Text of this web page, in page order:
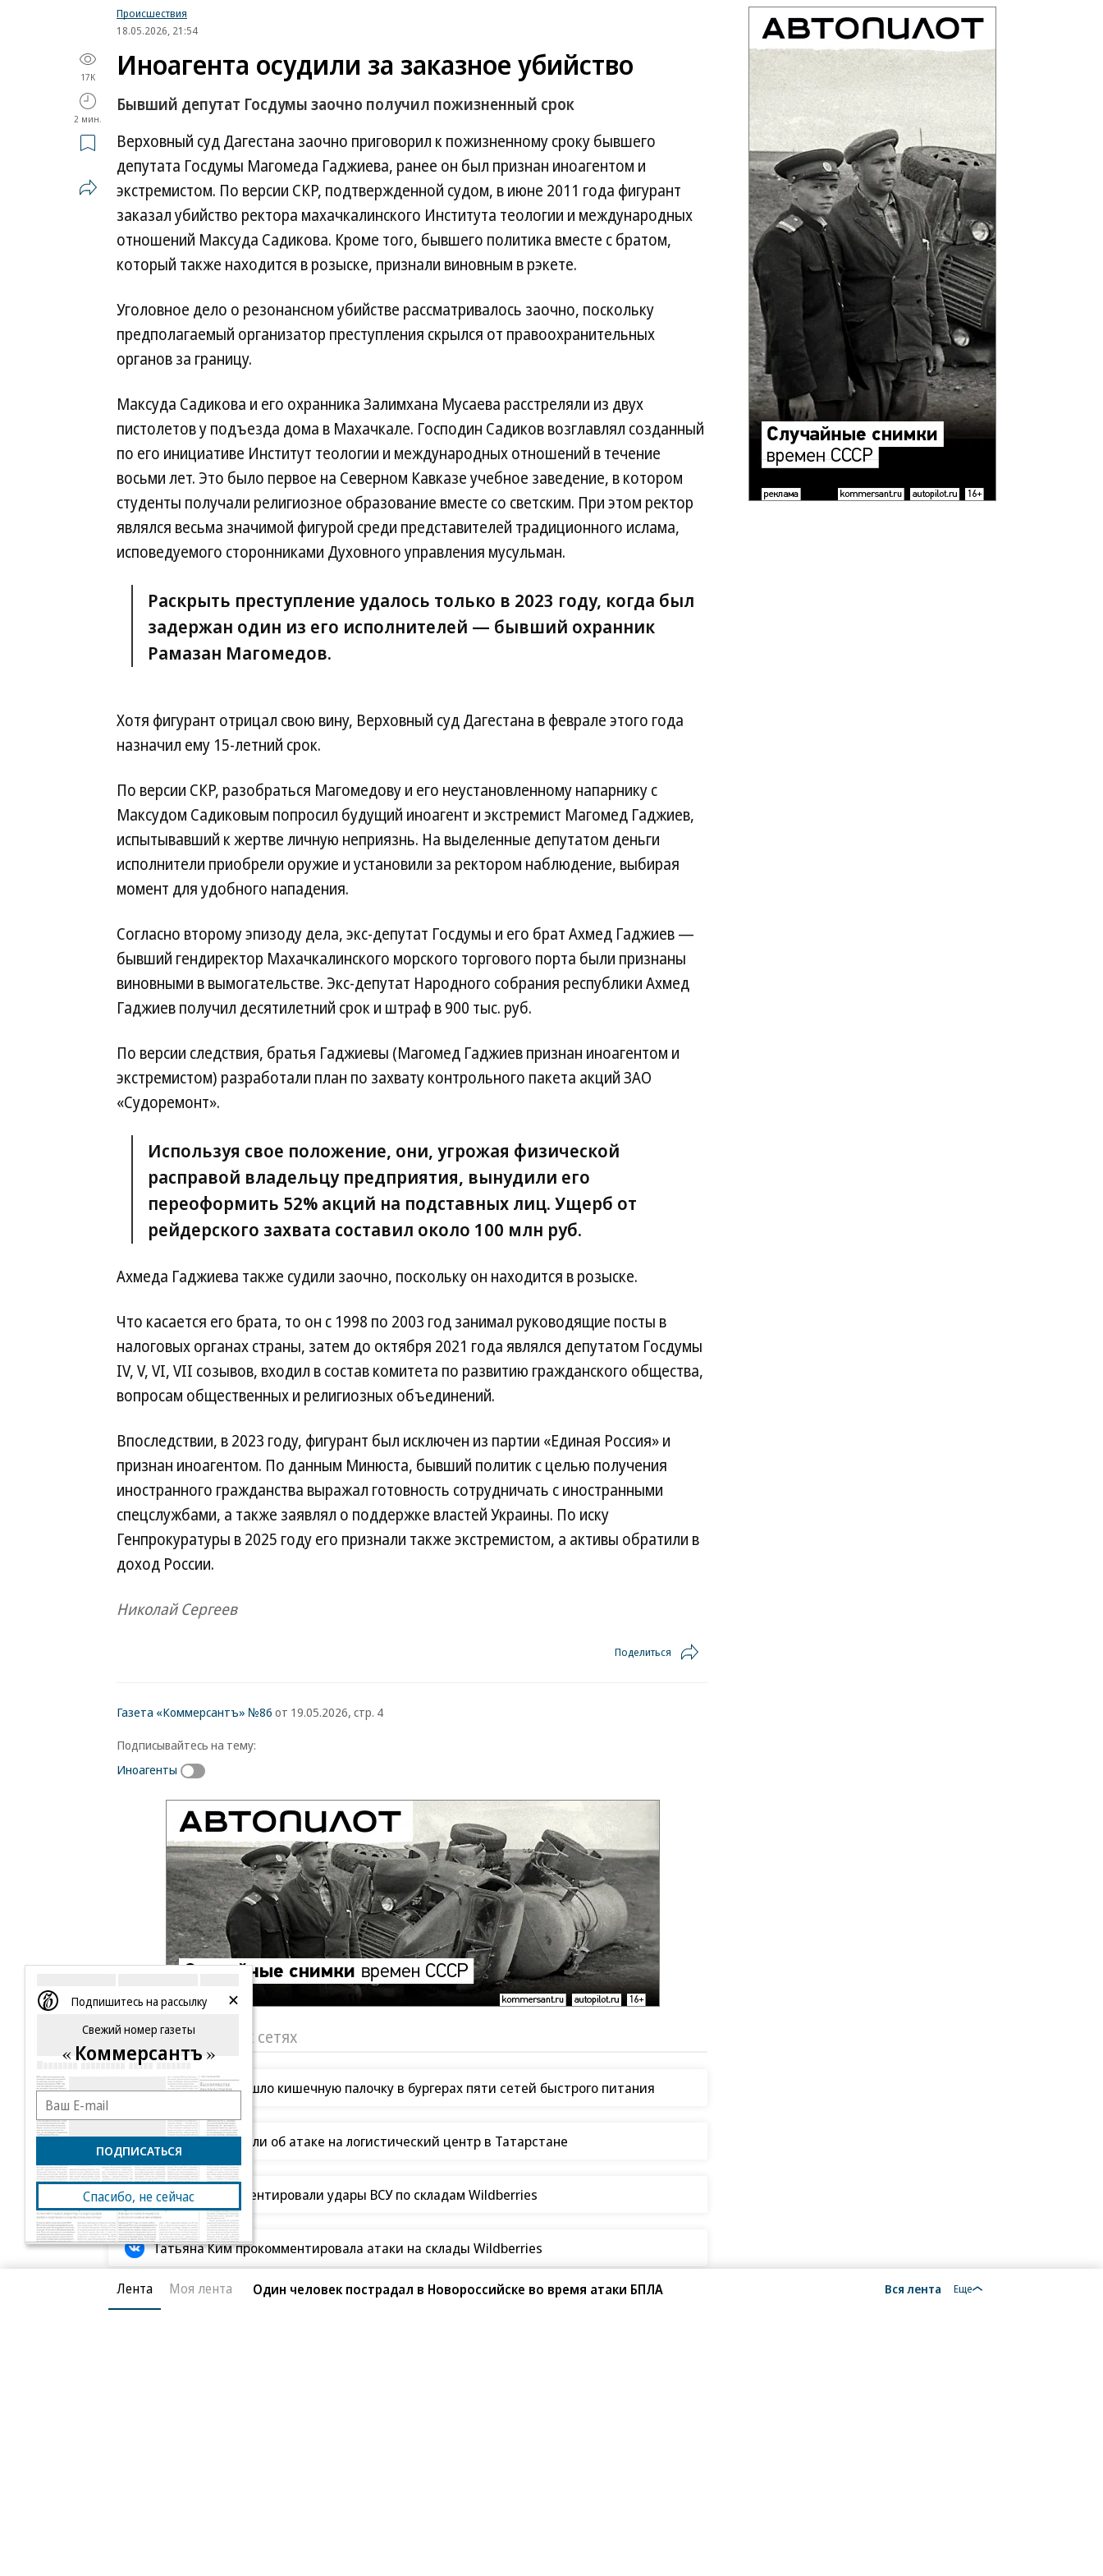
Происшествия
18.05.2026, 21:54
17K
2 мин.
Иноагента осудили за заказное убийство
Бывший депутат Госдумы заочно получил пожизненный срок
Верховный суд Дагестана заочно приговорил к пожизненному сроку бывшего
депутата Госдумы Магомеда Гаджиева, ранее он был признан иноагентом и
экстремистом. По версии СКР, подтвержденной судом, в июне 2011 года фигурант
заказал убийство ректора махачкалинского Института теологии и международных
отношений Максуда Садикова. Кроме того, бывшего политика вместе с братом,
который также находится в розыске, признали виновным в рэкете.
Уголовное дело о резонансном убийстве рассматривалось заочно, поскольку
предполагаемый организатор преступления скрылся от правоохранительных
органов за границу.
Максуда Садикова и его охранника Залимхана Мусаева расстреляли из двух
пистолетов у подъезда дома в Махачкале. Господин Садиков возглавлял созданный
по его инициативе Институт теологии и международных отношений в течение
восьми лет. Это было первое на Северном Кавказе учебное заведение, в котором
студенты получали религиозное образование вместе со светским. При этом ректор
являлся весьма значимой фигурой среди представителей традиционного ислама,
исповедуемого сторонниками Духовного управления мусульман.
Раскрыть преступление удалось только в 2023 году, когда был
задержан один из его исполнителей — бывший охранник
Рамазан Магомедов.
Хотя фигурант отрицал свою вину, Верховный суд Дагестана в феврале этого года
назначил ему 15-летний срок.
По версии СКР, разобраться Магомедову и его неустановленному напарнику с
Максудом Садиковым попросил будущий иноагент и экстремист Магомед Гаджиев,
испытывавший к жертве личную неприязнь. На выделенные депутатом деньги
исполнители приобрели оружие и установили за ректором наблюдение, выбирая
момент для удобного нападения.
Согласно второму эпизоду дела, экс-депутат Госдумы и его брат Ахмед Гаджиев —
бывший гендиректор Махачкалинского морского торгового порта были признаны
виновными в вымогательстве. Экс-депутат Народного собрания республики Ахмед
Гаджиев получил десятилетний срок и штраф в 900 тыс. руб.
По версии следствия, братья Гаджиевы (Магомед Гаджиев признан иноагентом и
экстремистом) разработали план по захвату контрольного пакета акций ЗАО
«Судоремонт».
Используя свое положение, они, угрожая физической
расправой владельцу предприятия, вынудили его
переоформить 52% акций на подставных лиц. Ущерб от
рейдерского захвата составил около 100 млн руб.
Ахмеда Гаджиева также судили заочно, поскольку он находится в розыске.
Что касается его брата, то он с 1998 по 2003 год занимал руководящие посты в
налоговых органах страны, затем до октября 2021 года являлся депутатом Госдумы
IV, V, VI, VII созывов, входил в состав комитета по развитию гражданского общества,
вопросам общественных и религиозных объединений.
Впоследствии, в 2023 году, фигурант был исключен из партии «Единая Россия» и
признан иноагентом. По данным Минюста, бывший политик с целью получения
иностранного гражданства выражал готовность сотрудничать с иностранными
спецслужбами, а также заявлял о поддержке властей Украины. По иску
Генпрокуратуры в 2025 году его признали также экстремистом, а активы обратили в
доход России.
Николай Сергеев
Поделиться
Газета «Коммерсантъ» №86 от 19.05.2026, стр. 4
Подписывайтесь на тему:
Иноагенты
«Ъ» в социальных сетях
Роскачество нашло кишечную палочку в бургерах пяти сетей быстрого питания
В Ozon рассказали об атаке на логистический центр в Татарстане
В ООН прокомментировали удары ВСУ по складам Wildberries
Татьяна Ким прокомментировала атаки на склады Wildberries
Лента Моя лента Один человек пострадал в Новороссийске во время атаки БПЛА Вся лента Еще
Подпишитесь на рассылку
Свежий номер газеты
Коммерсантъ
ПОДПИСАТЬСЯ
Спасибо, не сейчас